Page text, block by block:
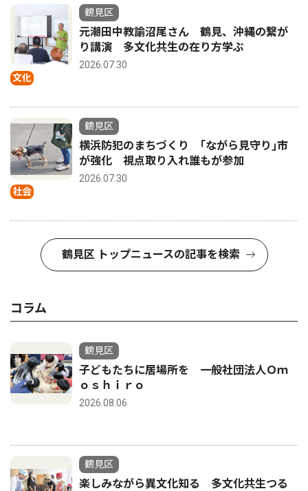
文化
鶴見区
元潮田中教諭沼尾さん 鶴見、沖縄の繋が
り講演 多文化共生の在り方学ぶ
2026.07.30
社会
鶴見区
横浜防犯のまちづくり ｢ながら見守り｣市
が強化 視点取り入れ誰もが参加
2026.07.30
鶴見区 トップニュースの記事を検索
コラム
鶴見区
子どもたちに居場所を 一般社団法人Ｏｍ
ｏｓｈｉｒｏ
2026.08.06
鶴見区
楽しみながら異文化知る 多文化共生つる